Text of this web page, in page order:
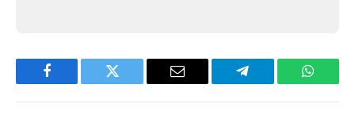
Facebook Twitter Email Telegram